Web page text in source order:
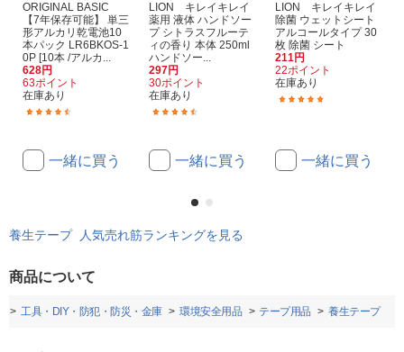
ORIGINAL BASIC
【7年保存可能】 単三
形アルカリ乾電池10
本パック LR6BKOS-1
0P [10本 /アルカ...
628円
63ポイント
在庫あり
一緒に買う
LION キレイキレイ
薬用 液体 ハンドソー
プ シトラスフルーテ
ィの香り 本体 250ml
ハンドソー...
297円
30ポイント
在庫あり
一緒に買う
LION キレイキレイ
除菌 ウェットシート
アルコールタイプ 30
枚 除菌 シート
211円
22ポイント
在庫あり
一緒に買う
養生テープ 人気売れ筋ランキングを見る
商品について
工具・DIY・防犯・防災・金庫 環境安全用品 テープ用品 養生テープ